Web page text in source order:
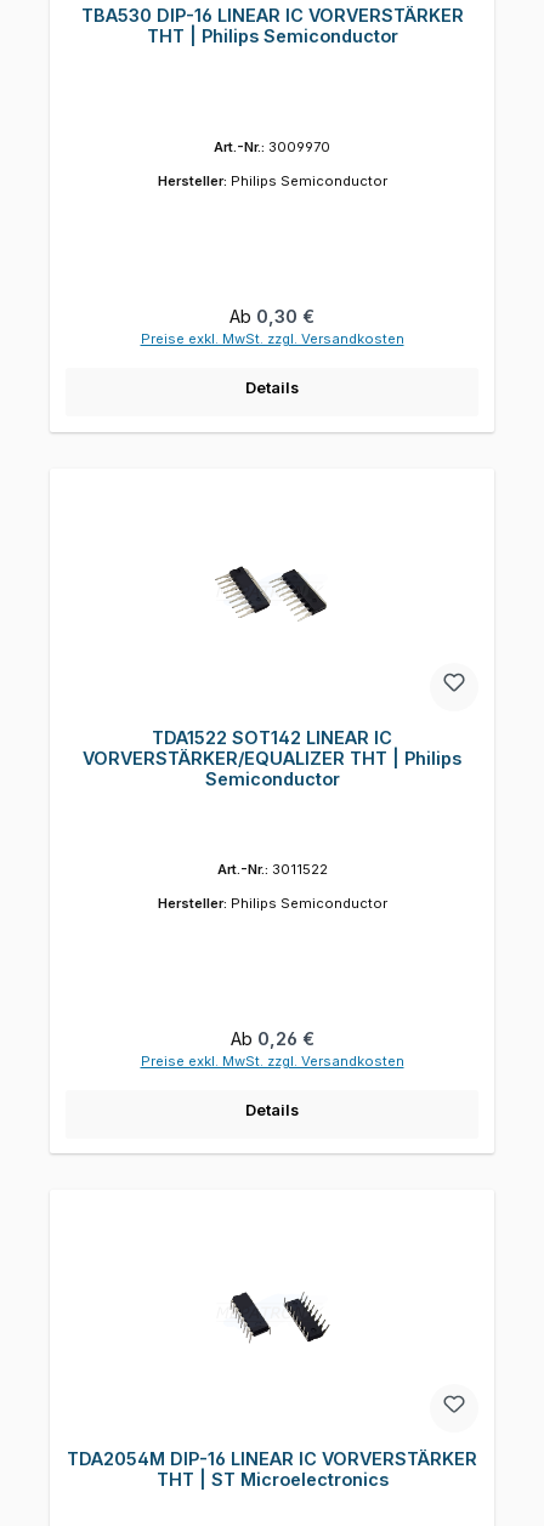
TBA530 DIP-16 LINEAR IC VORVERSTÄRKER
THT | Philips Semiconductor
Art.-Nr.: 3009970
Hersteller: Philips Semiconductor
Regulärer Preis:
Ab 0,30 €
Preise exkl. MwSt. zzgl. Versandkosten
Details
TDA1522 SOT142 LINEAR IC
VORVERSTÄRKER/EQUALIZER THT | Philips
Semiconductor
Art.-Nr.: 3011522
Hersteller: Philips Semiconductor
Regulärer Preis:
Ab 0,26 €
Preise exkl. MwSt. zzgl. Versandkosten
Details
TDA2054M DIP-16 LINEAR IC VORVERSTÄRKER
THT | ST Microelectronics